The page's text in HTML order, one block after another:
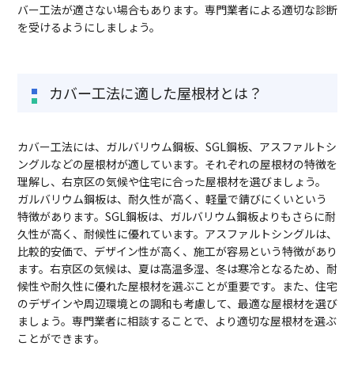
バー工法が適さない場合もあります。専門業者による適切な診断
を受けるようにしましょう。
カバー工法に適した屋根材とは？
カバー工法には、ガルバリウム鋼板、SGL鋼板、アスファルトシ
ングルなどの屋根材が適しています。それぞれの屋根材の特徴を
理解し、右京区の気候や住宅に合った屋根材を選びましょう。
ガルバリウム鋼板は、耐久性が高く、軽量で錆びにくいという
特徴があります。SGL鋼板は、ガルバリウム鋼板よりもさらに耐
久性が高く、耐候性に優れています。アスファルトシングルは、
比較的安価で、デザイン性が高く、施工が容易という特徴があり
ます。右京区の気候は、夏は高温多湿、冬は寒冷となるため、耐
候性や耐久性に優れた屋根材を選ぶことが重要です。また、住宅
のデザインや周辺環境との調和も考慮して、最適な屋根材を選び
ましょう。専門業者に相談することで、より適切な屋根材を選ぶ
ことができます。